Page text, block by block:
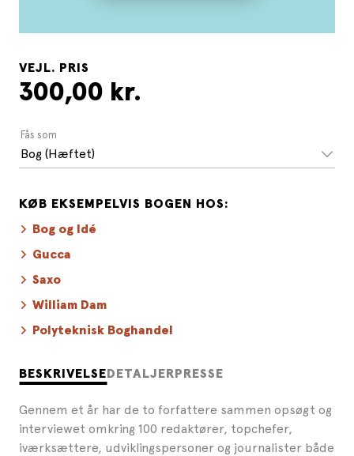
BESKRIVELSE DETALJER PRESSE
Gennem et år har de to forfattere sammen opsøgt og
interviewet omkring 100 redaktører, topchefer,
iværksættere, udviklingspersoner og journalister både
VEJL. PRIS
300,00 kr.
Fås som
Bog (Hæftet)
KØB EKSEMPELVIS BOGEN HOS:
Bog og Idé
Gucca
Saxo
William Dam
Polyteknisk Boghandel